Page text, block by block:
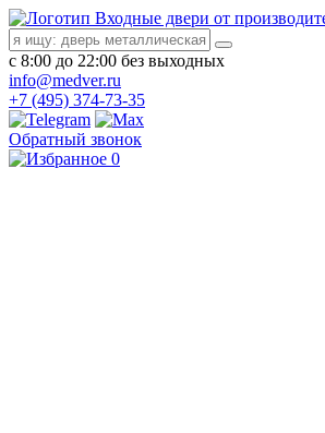
Входные двери от
с 8:00 до 22:00 без выходных
info@medver.ru
+7 (495) 374-73-35
Обратный звонок
0